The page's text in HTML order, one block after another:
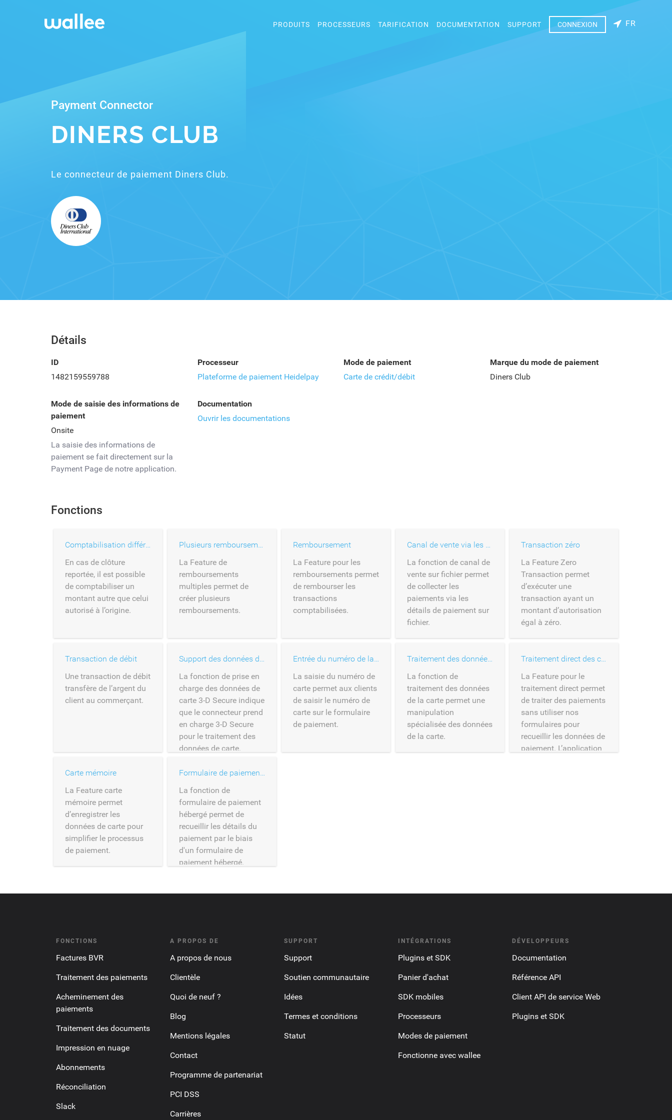
PRODUITS PROCESSEURS TARIFICATION DOCUMENTATION SUPPORT CONNEXION FR
Payment Connector
DINERS CLUB
Le connecteur de paiement Diners Club.
Détails
ID
1482159559788
Processeur
Plateforme de paiement Heidelpay
Mode de paiement
Carte de crédit/débit
Marque du mode de paiement
Diners Club
Mode de saisie des informations de
paiement
Onsite
La saisie des informations de
paiement se fait directement sur la
Payment Page de notre application.
Documentation
Ouvrir les documentations
Fonctions
Comptabilisation différée
En cas de clôture
reportée, il est possible
de comptabiliser un
montant autre que celui
autorisé à l’origine.
Plusieurs remboursements
La Feature de
remboursements
multiples permet de
créer plusieurs
remboursements.
Remboursement
La Feature pour les
remboursements permet
de rembourser les
transactions
comptabilisées.
Canal de vente via les cartes déposées
La fonction de canal de
vente sur fichier permet
de collecter les
paiements via les
détails de paiement sur
fichier.
Transaction zéro
La Feature Zero
Transaction permet
d’exécuter une
transaction ayant un
montant d’autorisation
égal à zéro.
Transaction de débit
Une transaction de débit
transfère de l’argent du
client au commerçant.
Support des données de la carte 3-D Secure
La fonction de prise en
charge des données de
carte 3-D Secure indique
que le connecteur prend
en charge 3-D Secure
pour le traitement des
données de carte.
Entrée du numéro de la carte
La saisie du numéro de
carte permet aux clients
de saisir le numéro de
carte sur le formulaire
de paiement.
Traitement des données relatives aux cartes
La fonction de
traitement des données
de la carte permet une
manipulation
spécialisée des données
de la carte.
Traitement direct des cartes
La Feature pour le
traitement direct permet
de traiter des paiements
sans utiliser nos
formulaires pour
recueillir les données de
paiement. L’application
Carte mémoire
La Feature carte
mémoire permet
d’enregistrer les
données de carte pour
simplifier le processus
de paiement.
Formulaire de paiement hébergé
La fonction de
formulaire de paiement
hébergé permet de
recueillir les détails du
paiement par le biais
d'un formulaire de
paiement hébergé.
FONCTIONS
Factures BVR
Traitement des paiements
Acheminement des
paiements
Traitement des documents
Impression en nuage
Abonnements
Réconciliation
Slack
A PROPOS DE
A propos de nous
Clientèle
Quoi de neuf ?
Blog
Mentions légales
Contact
Programme de partenariat
PCI DSS
Carrières
SUPPORT
Support
Soutien communautaire
Idées
Termes et conditions
Statut
INTÉGRATIONS
Plugins et SDK
Panier d'achat
SDK mobiles
Processeurs
Modes de paiement
Fonctionne avec wallee
DÉVELOPPEURS
Documentation
Référence API
Client API de service Web
Plugins et SDK